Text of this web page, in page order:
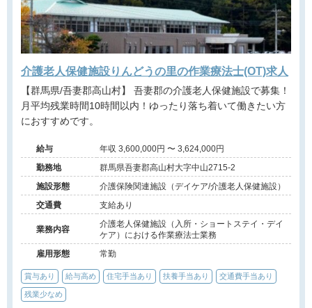
介護老人保健施設りんどうの里の作業療法士(OT)求人
【群馬県/吾妻郡高山村】 吾妻郡の介護老人保健施設で募集！
月平均残業時間10時間以内！ゆったり落ち着いて働きたい方
におすすめです。
給与
年収 3,600,000円 〜 3,624,000円
勤務地
群馬県吾妻郡高山村大字中山2715-2
施設形態
介護保険関連施設（デイケア/介護老人保健施設）
交通費
支給あり
業務内容
介護老人保健施設（入所・ショートステイ・デイ
ケア）における作業療法士業務
雇用形態
常勤
賞与あり 給与高め 住宅手当あり 扶養手当あり 交通費手当あり
残業少なめ